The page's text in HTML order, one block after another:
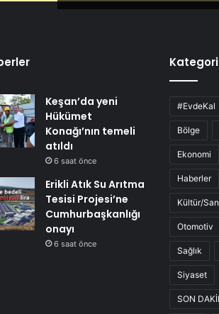
Keşan’da yeni
Hükümet
Konağı’nın temeli
atıldı
6 saat önce
Erikli Atık Su Arıtma
Tesisi Projesi’ne
Cumhurbaşkanlığı
onayı
6 saat önce
#EvdeKal
Bölge
Ekonomi
Haberler
Kültür/
Otomotiv
Sağlık
Siyaset
SON